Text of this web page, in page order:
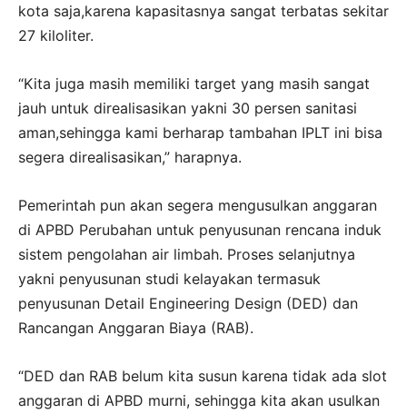
kota saja,karena kapasitasnya sangat terbatas sekitar
27 kiloliter.
“Kita juga masih memiliki target yang masih sangat
jauh untuk direalisasikan yakni 30 persen sanitasi
aman,sehingga kami berharap tambahan IPLT ini bisa
segera direalisasikan,” harapnya.
Pemerintah pun akan segera mengusulkan anggaran
di APBD Perubahan untuk penyusunan rencana induk
sistem pengolahan air limbah. Proses selanjutnya
yakni penyusunan studi kelayakan termasuk
penyusunan Detail Engineering Design (DED) dan
Rancangan Anggaran Biaya (RAB).
“DED dan RAB belum kita susun karena tidak ada slot
anggaran di APBD murni, sehingga kita akan usulkan